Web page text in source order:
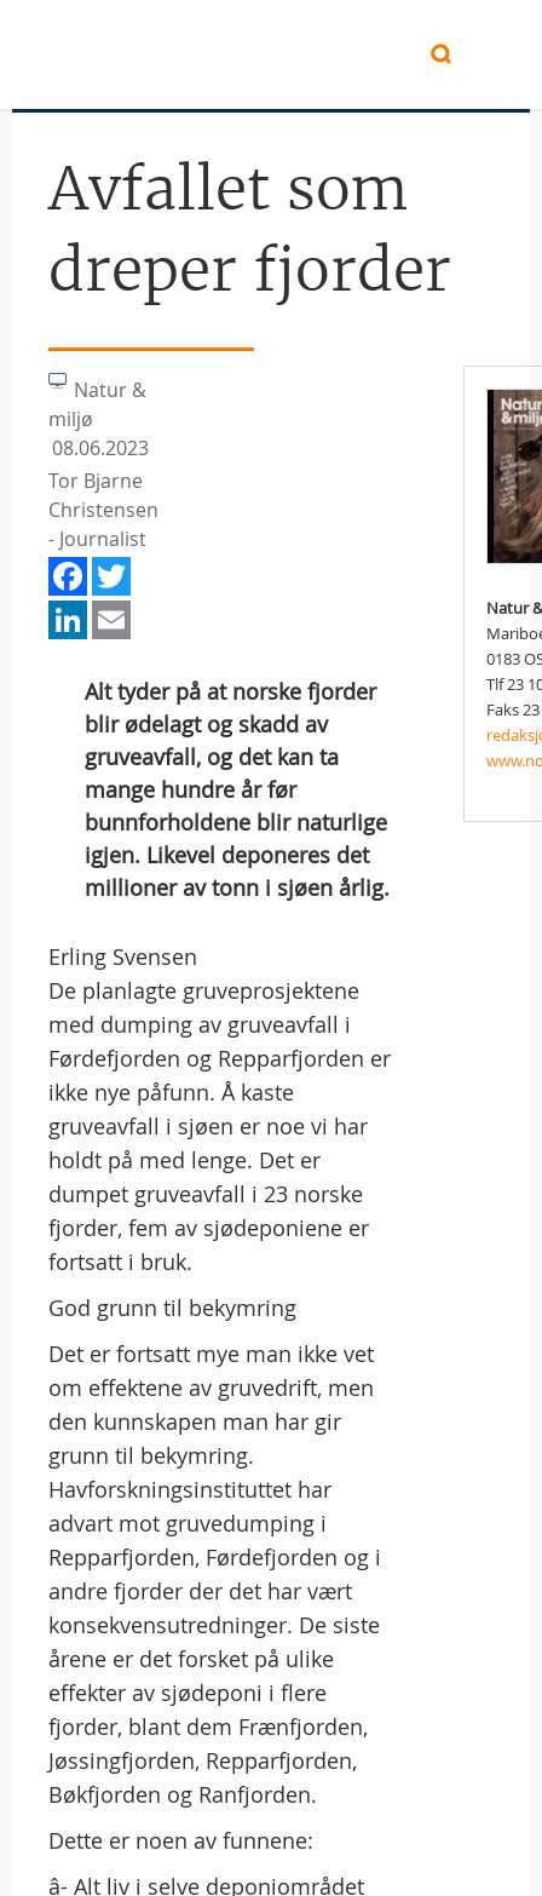
Avfallet som
dreper fjorder
Natur &
miljø
08.06.2023
Tor Bjarne
Christensen
- Journalist
Facebook
LinkedIn
Alt tyder på at norske fjorder
blir ødelagt og skadd av
gruveavfall, og det kan ta
mange hundre år før
bunnforholdene blir naturlige
igjen. Likevel deponeres det
millioner av tonn i sjøen årlig.
Erling Svensen
De planlagte gruveprosjektene
med dumping av gruveavfall i
Førdefjorden og Repparfjorden er
ikke nye påfunn. Å kaste
gruveavfall i sjøen er noe vi har
holdt på med lenge. Det er
dumpet gruveavfall i 23 norske
fjorder, fem av sjødeponiene er
fortsatt i bruk.
God grunn til bekymring
Det er fortsatt mye man ikke vet
om effektene av gruvedrift, men
den kunnskapen man har gir
grunn til bekymring.
Havforskningsinstituttet har
advart mot gruvedumping i
Repparfjorden, Førdefjorden og i
andre fjorder der det har vært
konsekvensutredninger. De siste
årene er det forsket på ulike
effekter av sjødeponi i flere
fjorder, blant dem Frænfjorden,
Jøssingfjorden, Repparfjorden,
Bøkfjorden og Ranfjorden.
Dette er noen av funnene:
â- Alt liv i selve deponiområdet
Natur
0183
Tlf 23
Faks